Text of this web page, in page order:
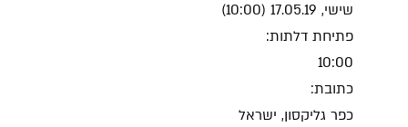
שישי, 17.05.19 (10:00)
פתיחת דלתות:
10:00
כתובת:
כפר גליקסון, ישראל